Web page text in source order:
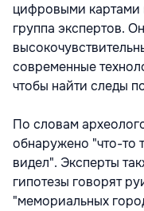
цифровыми картами
группа экспертов.
современные
чтобы найти следы
По словам
обнаружено "что-то
видел". Эксперты
гипотезы говорят
"мемориальных